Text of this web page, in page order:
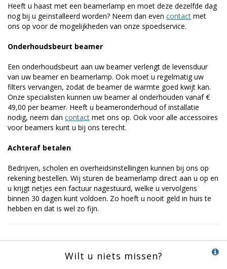
Heeft u haast met een beamerlamp en moet deze dezelfde dag
nog bij u geïnstalleerd worden? Neem dan even contact met
ons op voor de mogelijkheden van onze spoedservice.
Onderhoudsbeurt beamer
Een onderhoudsbeurt aan uw beamer verlengt de levensduur
van uw beamer en beamerlamp. Ook moet u regelmatig uw
filters vervangen, zodat de beamer de warmte goed kwijt kan.
Onze specialisten kunnen uw beamer al onderhouden vanaf €
49,00 per beamer. Heeft u beameronderhoud of installatie
nodig, neem dan contact met ons op. Ook voor alle accessoires
voor beamers kunt u bij ons terecht.
Achteraf betalen
Bedrijven, scholen en overheidsinstellingen kunnen bij ons op
rekening bestellen. Wij sturen de beamerlamp direct aan u op en
u krijgt netjes een factuur nagestuurd, welke u vervolgens
binnen 30 dagen kunt voldoen. Zo hoeft u nooit geld in huis te
hebben en dat is wel zo fijn.
Wilt u niets missen?